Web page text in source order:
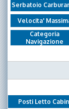
Serbatoio
Velocita'
Categoria
Navigazione
Posti Letto